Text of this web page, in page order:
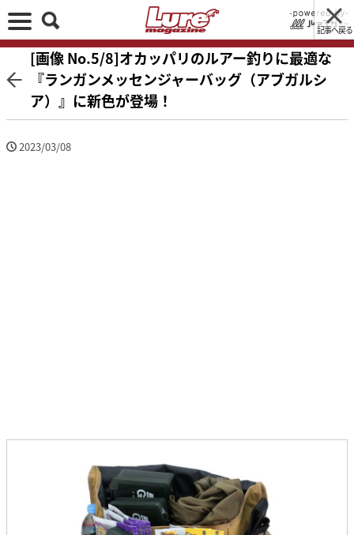
記事へ戻る
[画像 No.5/8]オカッパリのルアー釣りに最適な
『ランガンメッセンジャーバッグ（アブガルシ
ア）』に新色が登場！
2023/03/08